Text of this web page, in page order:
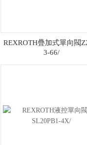
REXROTH疊加式單向閥
3-66/